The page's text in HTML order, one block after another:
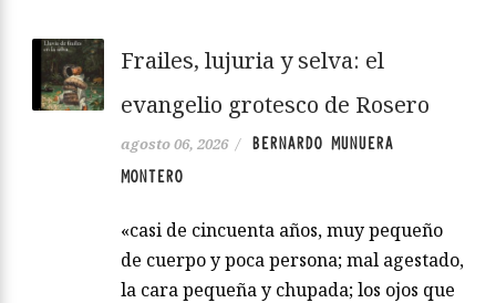
Frailes, lujuria y selva: el
evangelio grotesco de Rosero
agosto 06, 2026 /
BERNARDO MUNUERA
MONTERO
«casi de cincuenta años, muy pequeño
de cuerpo y poca persona; mal agestado,
la cara pequeña y chupada; los ojos que